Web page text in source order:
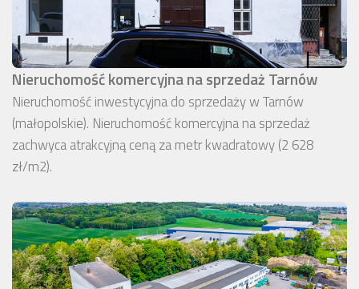
Nieruchomość komercyjna na sprzedaż Tarnów
Nieruchomość inwestycyjna do sprzedaży w Tarnów
(małopolskie). Nieruchomość komercyjna na sprzedaż
zachwyca atrakcyjną ceną za metr kwadratowy (2 628
zł/m2).